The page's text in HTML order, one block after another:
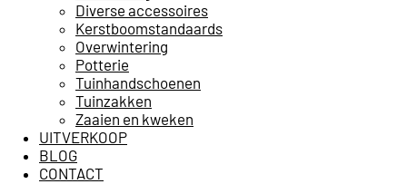
Diverse accessoires
Kerstboomstandaards
Overwintering
Potterie
Tuinhandschoenen
Tuinzakken
Zaaien en kweken
UITVERKOOP
BLOG
CONTACT